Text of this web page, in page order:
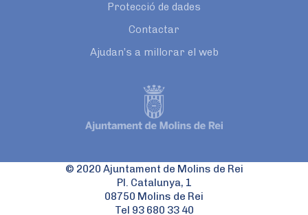
Protecció de dades
Contactar
Ajudan’s a millorar el web
© 2020 Ajuntament de Molins de Rei
Pl. Catalunya, 1
08750 Molins de Rei
Tel 93 680 33 40